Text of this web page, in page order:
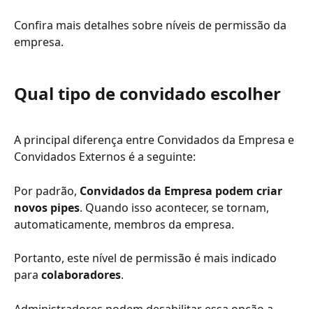
Confira mais detalhes sobre níveis de permissão da
empresa.
Qual tipo de convidado escolher
A principal diferença entre Convidados da Empresa e
Convidados Externos é a seguinte:
Por padrão, Convidados da Empresa podem criar
novos pipes. Quando isso acontecer, se tornam,
automaticamente, membros da empresa.
Portanto, este nível de permissão é mais indicado
para colaboradores.